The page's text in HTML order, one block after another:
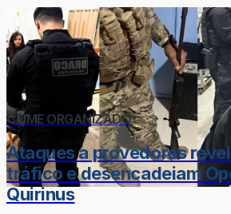
CRIME ORGANIZADO
Ataques a provedores
tráfico e desencadeiam
Quirinus